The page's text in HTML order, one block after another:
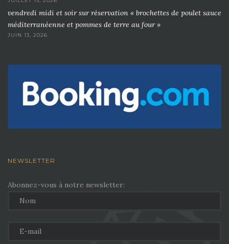
vendredi midi et soir sur réservation « brochettes de poulet sauce
méditerranéenne et pommes de terre au four »
JUIN 13, 2026
NEWSLETTER
Abonnez-vous à notre newsletter: